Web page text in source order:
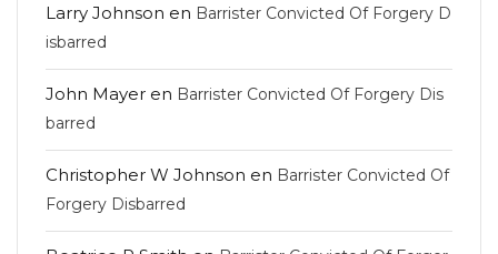
Larry Johnson en Barrister Convicted Of Forgery D
isbarred
John Mayer en Barrister Convicted Of Forgery Dis
barred
Christopher W Johnson en Barrister Convicted Of
Forgery Disbarred